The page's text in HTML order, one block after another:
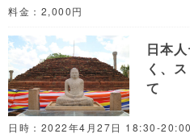
料金：2,000円
日本
く、
て
日時：2022年4月27日 18:30-20:00